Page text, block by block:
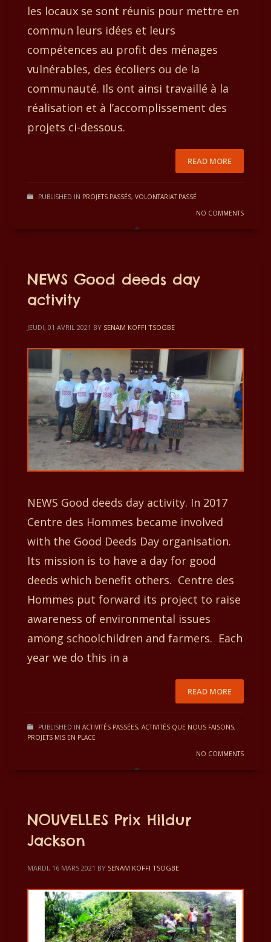
les locaux se sont réunis pour mettre en
commun leurs idées et leurs
compétences au profit des ménages
vulnérables, des écoliers ou de la
communauté. Ils ont ainsi travaillé à la
réalisation et à l’accomplissement des
projets ci-dessous.
READ MORE
PUBLISHED IN PROJETS PASSÉS, VOLONTARIAT PASSÉ
NO COMMENTS
NEWS Good deeds day
activity
JEUDI, 01 AVRIL 2021 BY SENAM KOFFI TSOGBE
NEWS Good deeds day activity. In 2017
Centre des Hommes became involved
with the Good Deeds Day organisation.
Its mission is to have a day for good
deeds which benefit others. Centre des
Hommes put forward its project to raise
awareness of environmental issues
among schoolchildren and farmers. Each
year we do this in a
READ MORE
PUBLISHED IN ACTIVITÉS PASSÉES, ACTIVITÉS QUE NOUS FAISONS,
PROJETS MIS EN PLACE
NO COMMENTS
NOUVELLES Prix Hildur
Jackson
MARDI, 16 MARS 2021 BY SENAM KOFFI TSOGBE